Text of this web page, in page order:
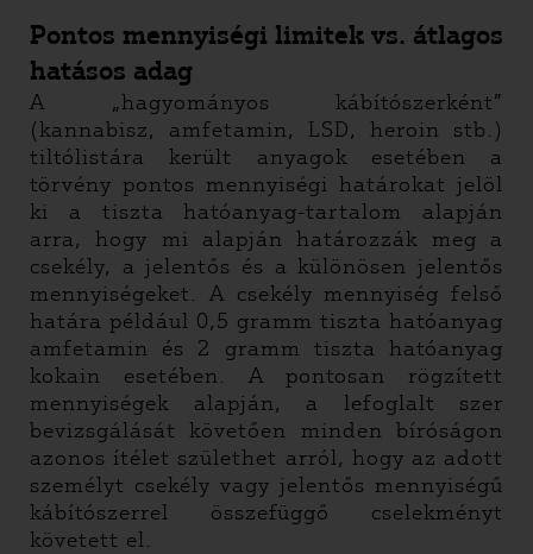
Pontos mennyiségi limitek vs. átlagos
hatásos adag
A „hagyományos kábítószerként”
(kannabisz, amfetamin, LSD, heroin stb.)
tiltólistára került anyagok esetében a
törvény pontos mennyiségi határokat jelöl
ki a tiszta hatóanyag-tartalom alapján
arra, hogy mi alapján határozzák meg a
csekély, a jelentős és a különösen jelentős
mennyiségeket. A csekély mennyiség felső
határa például 0,5 gramm tiszta hatóanyag
amfetamin és 2 gramm tiszta hatóanyag
kokain esetében. A pontosan rögzített
mennyiségek alapján, a lefoglalt szer
bevizsgálását követően minden bíróságon
azonos ítélet születhet arról, hogy az adott
személyt csekély vagy jelentős mennyiségű
kábítószerrel összefüggő cselekményt
követett el.